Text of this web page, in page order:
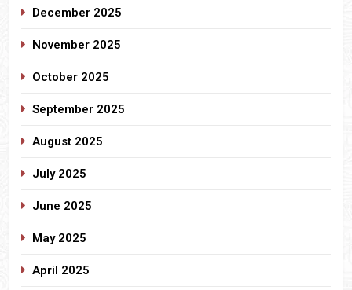
December 2025
November 2025
October 2025
September 2025
August 2025
July 2025
June 2025
May 2025
April 2025